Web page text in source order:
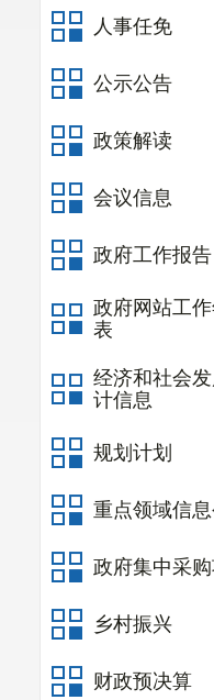
人事任免
公示公告
政策解读
会议信息
政府工作报告
政府网站工
表
经济和社会
计信息
规划计划
重点领域信
政府集中采购
乡村振兴
财政预决算